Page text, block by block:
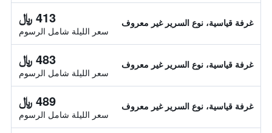
غرفة قياسية، نوع السرير غير معروف 413 ﷼
سعر الليلة شامل الرسوم
غرفة قياسية، نوع السرير غير معروف 483 ﷼
سعر الليلة شامل الرسوم
غرفة قياسية، نوع السرير غير معروف 489 ﷼
سعر الليلة شامل الرسوم